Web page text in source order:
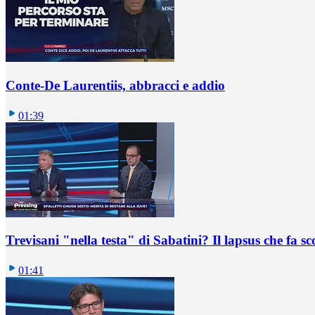
Conte-De Laurentiis, abbracci e addio
01:39
Trevisani "nella testa" di Sabatini? Il lapsus che fa
01:41